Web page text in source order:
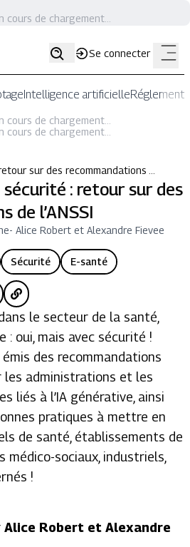
cours de chargement...
Se connecter
Intelligence artificielle
cours de chargement...
cours de chargement...
sur des recommandations …
: retour sur des
de l’ANSSI
- Alice Robert et Alexandre Fievee
Sécurité E-santé
le secteur de la santé,
: oui, mais avec sécurité !
émis des recommandations
les administrations et les
liés à l’IA générative, ainsi
pratiques à mettre en
de santé, établissements de
sociaux, industriels,
!
Alice Robert et Alexandre